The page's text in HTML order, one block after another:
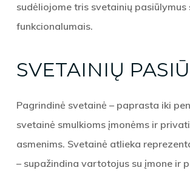
sudėliojome tris svetainių pasiūlymus
funkcionalumais.
SVETAINIŲ
Pagrindinė svetainė – paprasta iki
svetainė smulkioms įmonėms ir
asmenims. Svetainė atlieka
– supažindina vartotojus su įmone ir